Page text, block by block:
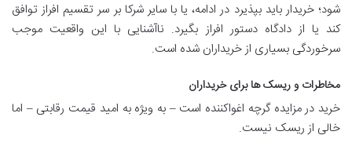
شود؛ خریدار باید بپذیرد در ادامه، یا با سایر شرکا بر سر تقسیم افراز توافق
کند یا از دادگاه دستور افراز بگیرد. ناآشنایی با این واقعیت موجب
سرخوردگی بسیاری از خریداران شده است.
مخاطرات و ریسک ها برای خریداران
خرید در مزایده گرچه اغواکننده است – به ویژه به امید قیمت رقابتی – اما
خالی از ریسک نیست.